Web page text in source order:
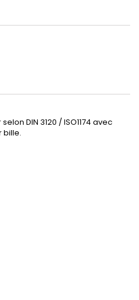
DIN 3120 / ISO1174 avec
bille.